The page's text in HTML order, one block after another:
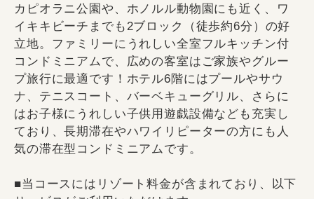
カピオラニ公園や、ホノルル動物園にも近く、ワ
イキキビーチまでも2ブロック（徒歩約6分）の好
立地。ファミリーにうれしい全室フルキッチン付
コンドミニアムで、広めの客室はご家族やグルー
プ旅行に最適です！ホテル6階にはプールやサウ
ナ、テニスコート、バーベキューグリル、さらに
はお子様にうれしい子供用遊戯設備なども充実し
ており、長期滞在やハワイリピーターの方にも人
気の滞在型コンドミニアムです。
■当コースにはリゾート料金が含まれており、以下